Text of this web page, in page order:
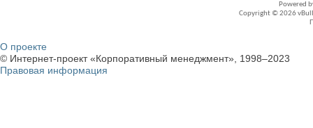
Powered
Copyright © 2026
О проекте
© Интернет-проект «Корпоративный менеджмент», 1998–2023
Правовая информация